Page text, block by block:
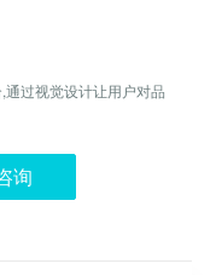
过视觉设计让用户对品
询